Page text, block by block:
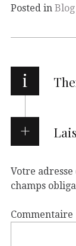
Posted in
i
Votre adresse
champs
Commentaire